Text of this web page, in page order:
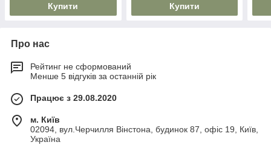
Купити Купити
Про нас
Рейтинг не сформований
Менше 5 відгуків за останній рік
Працює з 29.08.2020
м. Київ
02094, вул.Черчилля Вінстона, будинок 87, офіс 19, Київ,
Україна